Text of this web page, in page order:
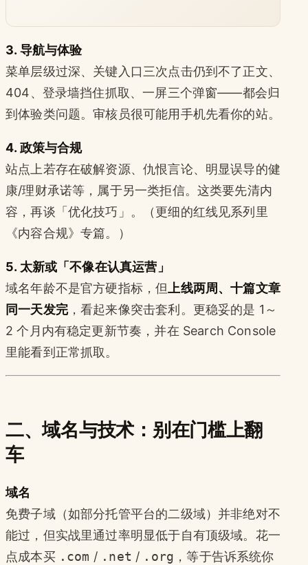
3. 导航与体验
菜单层级过深、关键入口三次点击仍到不了正文、
404、登录墙挡住抓取、一屏三个弹窗——都会归
到体验类问题。审核员很可能用手机先看你的站。
4. 政策与合规
站点上若存在破解资源、仇恨言论、明显误导的健
康/理财承诺等，属于另一类拒信。这类要先清内
容，再谈「优化技巧」。（更细的红线见系列里
《内容合规》专篇。）
5. 太新或「不像在认真运营」
域名年龄不是官方硬指标，但上线两周、十篇文章
同一天发完，看起来像突击套利。更稳妥的是 1～
2 个月内有稳定更新节奏，并在 Search Console
里能看到正常抓取。
二、域名与技术：别在门槛上翻
车
域名
免费子域（如部分托管平台的二级域）并非绝对不
能过，但实战里通过率明显低于自有顶级域。花一
点成本买 .com / .net / .org ，等于告诉系统你